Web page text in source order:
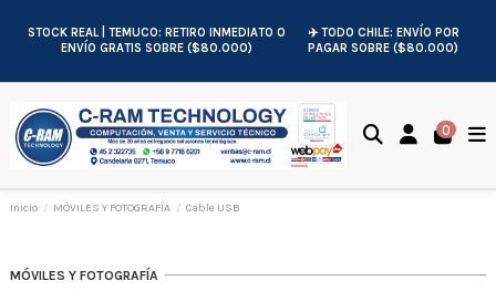
STOCK REAL | TEMUCO: RETIRO INMEDIATO O
ENVÍO GRATIS SOBRE ($80.000)
✈️ TODO CHILE: ENVÍO POR
PAGAR SOBRE ($80.000)
0
Inicio MÓVILES Y FOTOGRAFÍA Cable USB
MÓVILES Y FOTOGRAFÍA